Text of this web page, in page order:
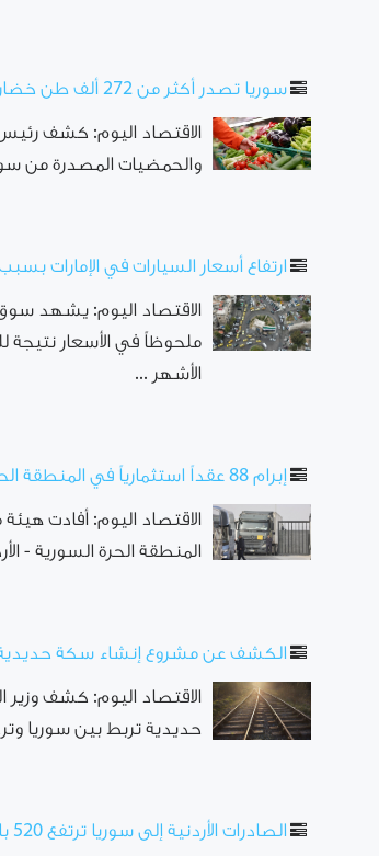
سوريا تصدر أكثر من 272 ألف طن خضار وفواكه إلى دول الخليج
الاقتصاد اليوم: كشف
والحمضيات المصدرة من سوريا إلى
ارتفاع أسعار السيارات في الإمارات
الاقتصاد اليوم: يشهد سوق
ملحوظاً في الأسعار نتيجة
الأشهر ...
إبرام 88 عقداً استثمارياً في المنطقة الحرة السورية الأردنية
الاقتصاد اليوم: أفادت
المنطقة الحرة السورية - الأردنية المشتركة،
الكشف عن مشروع إنشاء سكة حديدية
الاقتصاد اليوم: كشف وزير
حديدية تربط بين سوريا
الصادرات الأردنية إلى سوريا ترتفع 520 بالمئة والمستوردات تنخفض